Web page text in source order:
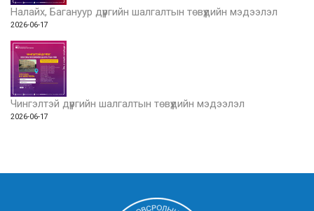
Налайх, Багануур дүүргийн шалгалтын төвүүдийн мэдээлэл
2026-06-17
Чингэлтэй дүүргийн шалгалтын төвүүдийн мэдээлэл
2026-06-17